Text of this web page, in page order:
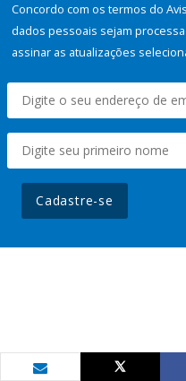
Concordo com os termos do
dados pessoais sejam
assinar as atualizações
Cadastre-se